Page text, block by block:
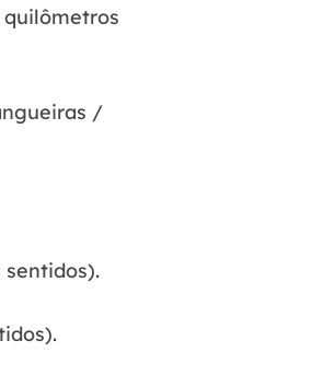
quilômetros
/
sentidos).